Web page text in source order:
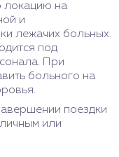
локацию на
и
лежачих больных.
под
При
больного на
поездки
или